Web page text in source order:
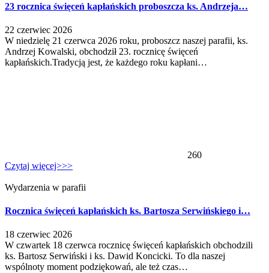
23 rocznica święceń kapłańskich proboszcza ks. Andrzeja…
22 czerwiec 2026
W niedzielę 21 czerwca 2026 roku, proboszcz naszej parafii, ks.
Andrzej Kowalski, obchodził 23. rocznicę święceń
kapłańskich.Tradycją jest, że każdego roku kapłani…
260
Czytaj więcej>>>
Wydarzenia w parafii
Rocznica święceń kapłańskich ks. Bartosza Serwińskiego i…
18 czerwiec 2026
W czwartek 18 czerwca rocznicę święceń kapłańskich obchodzili
ks. Bartosz Serwiński i ks. Dawid Koncicki. To dla naszej
wspólnoty moment podziękowań, ale też czas…